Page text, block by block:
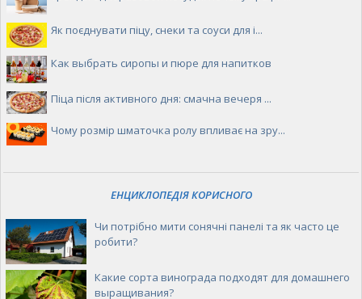
Як поєднувати піцу, снеки та соуси для і...
Как выбрать сиропы и пюре для напитков
Піца після активного дня: смачна вечеря ...
Чому розмір шматочка ролу впливає на зру...
ЕНЦИКЛОПЕДІЯ КОРИСНОГО
Чи потрібно мити сонячні панелі та як часто це
робити?
Какие сорта винограда подходят для домашнего
выращивания?